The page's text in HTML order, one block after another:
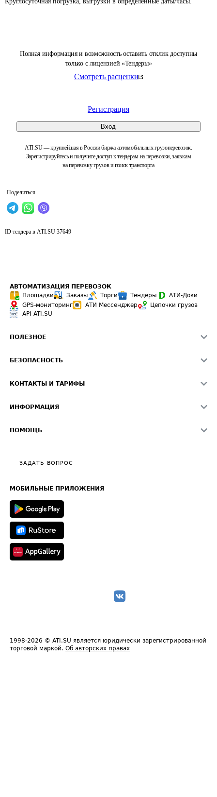
Полная информация и возможность оставить отклик доступны
только с лицензией «Тендеры»
Смотреть расценки
Регистрация
Вход
ATI.SU — крупнейшая в России биржа автомобильных грузоперевозок.
Зарегистрируйтесь и получите доступ к тендерам на перевозки, заявкам
на перевозку грузов и поиск транспорта
Поделиться
ID тендера в ATI.SU 37649
АВТОМАТИЗАЦИЯ ПЕРЕВОЗОК
Площадки
Заказы Торги Тендеры
АТИ-Доки
GPS-мониторинг
АТИ Мессенджер
Цепочки грузов
API ATI.SU
ПОЛЕЗНОЕ
Звезды ATI.SU на вашем сайте
Средние ставки
БЕЗОПАСНОСТЬ
Светофор+
О формировании Паспорта
КОНТАКТЫ И ТАРИФЫ
Реклама на сайте
ИНФОРМАЦИЯ
Общие положения
ПОМОЩЬ
Полезное по перевозкам
Техническая информация
ЗАДАТЬ ВОПРОС
МОБИЛЬНЫЕ ПРИЛОЖЕНИЯ
1998-2026 © ATI.SU является юридически зарегистрированной
торговой маркой. Об авторских правах